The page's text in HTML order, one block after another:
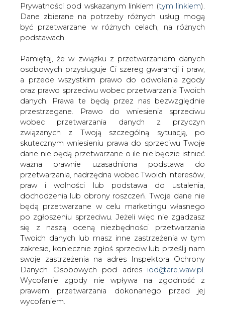
Prywatności pod wskazanym linkiem (tym linkiem).
Dane zbierane na potrzeby różnych usług mogą
być przetwarzane w różnych celach, na różnych
podstawach.
Pamiętaj, że w związku z przetwarzaniem danych
osobowych przysługuje Ci szereg gwarancji i praw,
a przede wszystkim prawo do odwołania zgody
oraz prawo sprzeciwu wobec przetwarzania Twoich
danych. Prawa te będą przez nas bezwzględnie
przestrzegane. Prawo do wniesienia sprzeciwu
wobec przetwarzania danych z przyczyn
związanych z Twoją szczególną sytuacją, po
skutecznym wniesieniu prawa do sprzeciwu Twoje
dane nie będą przetwarzane o ile nie będzie istnieć
ważna prawnie uzasadniona podstawa do
przetwarzania, nadrzędna wobec Twoich interesów,
praw i wolności lub podstawa do ustalenia,
dochodzenia lub obrony roszczeń. Twoje dane nie
będą przetwarzane w celu marketingu własnego
po zgłoszeniu sprzeciwu. Jeżeli więc nie zgadzasz
się z naszą oceną niezbędności przetwarzania
Twoich danych lub masz inne zastrzeżenia w tym
zakresie, koniecznie zgłoś sprzeciw lub prześlij nam
swoje zastrzeżenia na adres Inspektora Ochrony
Danych Osobowych pod adres iod@are.waw.pl
Wycofanie zgody nie wpływa na zgodność z
prawem przetwarzania dokonanego przed jej
wycofaniem.
Śląskie. Konsultacje projektu
programu ochrony powietrza
Konsultacje projektu programu ochrony
powietrza prowadzi samorząd woj.
śląskiego. To pierwszy program
obejmujący obszar całego regionu i
pierwszy, który stara się kompleksowo
uwzględniać efekty dotychczasowych
działań na rzecz ochrony powietrza.
Jak poinformował PAP w poniedziałek wicedyrektor
wydziału ochrony środowiska w urzędzie
marszałkowskim woj. śląskiego Wojciech Główkowski,
konsultacje projektu potrwają niemal do końca sierpnia.
Program powinien być uchwalony przez sejmik woj.
śląskiego w październiku br.
Główkowski przypomniał, że wcześniejsze programy
ochrony powietrza w regionie (łącznie z aktualnym,
uchwalonym w 2010 i 2011 r.) dotyczyły jedynie
poszczególnych stref województwa, w których